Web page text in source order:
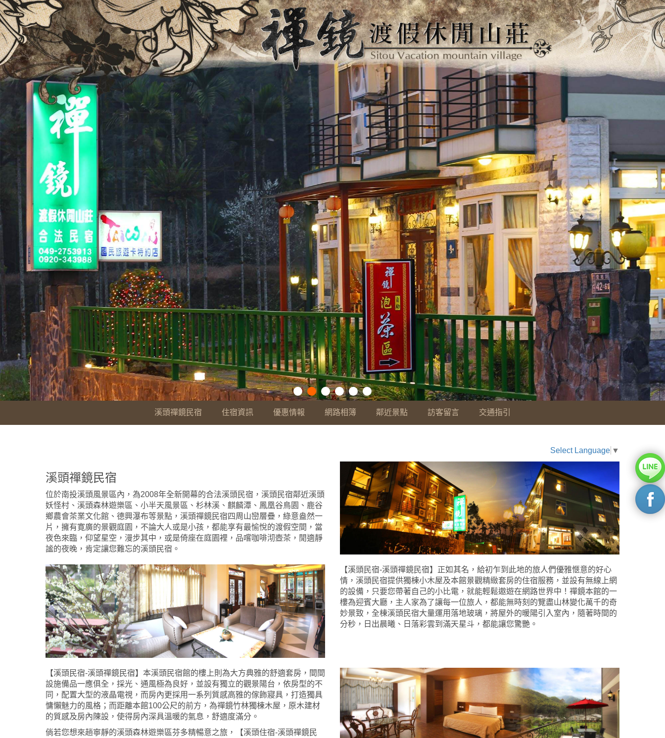
溪頭禪鏡民宿 住宿資訊 優惠情報 網路相簿 鄰近景點 訪客留言 交通指引
Select Language ▼
溪頭禪鏡民宿
位於南投溪頭風景區內，為2008年全新開幕的合法溪頭民宿，溪頭民宿鄰近溪頭
妖怪村、溪頭森林遊樂區、小半天風景區、杉林溪、麒麟潭、鳳凰谷鳥園、鹿谷
鄉農會茶業文化館、德興瀑布等景點，溪頭禪鏡民宿四周山巒層疊，綠意盎然一
片，擁有寛廣的景觀庭園，不論大人或是小孩，都能享有最愉悅的渡假空間，當
夜色來臨，仰望星空，漫步其中，或是倚座在庭園裡，品嚐咖啡沏壺茶，閒適靜
謐的夜晚，肯定讓您難忘的溪頭民宿。
【溪頭民宿-溪頭禪鏡民宿】正如其名，給初乍到此地的旅人們優雅愜意的好心
情，溪頭民宿提供獨棟小木屋及本館景觀精緻套房的住宿服務，並設有無線上網
的設備，只要您帶著自己的小比電，就能輕鬆遨遊在網路世界中！禪鏡本館的一
樓為迎賓大廳，主人家為了讓每一位旅人，都能無時刻的覽盡山林變化萬千的奇
妙景致，全棟溪頭民宿大量運用落地玻璃，將屋外的暖陽引入室內，隨著時間的
分秒，日出晨曦、日落彩雲到滿天星斗，都能讓您驚艷。
【溪頭民宿-溪頭禪鏡民宿】本溪頭民宿館的樓上則為大方典雅的舒適套房，間間
設施備品一應俱全，採光、通風極為良好，並設有獨立的觀景陽台，依房型的不
同，配置大型的液晶電視，而房內更採用一系列質感高雅的傢飾寢具，打造獨具
慵懶魅力的風格；而距離本館100公尺的前方，為禪鏡竹林獨棟木屋，原木建材
的質感及房內陳設，使得房內深具溫暖的氣息，舒適度滿分。
倘若您想來趟寧靜的溪頭森林遊樂區芬多精暢意之旅，【溪頭住宿-溪頭禪鏡民